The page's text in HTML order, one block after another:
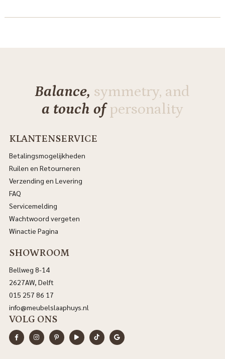
Balance, symmetry, and
a touch ofpersonality
KLANTENSERVICE
Betalingsmogelijkheden
Ruilen en Retourneren
Verzending en Levering
FAQ
Servicemelding
Wachtwoord vergeten
Winactie Pagina
SHOWROOM
Bellweg 8-14
2627AW, Delft
015 257 86 17
info@meubelslaaphuys.nl
VOLG ONS